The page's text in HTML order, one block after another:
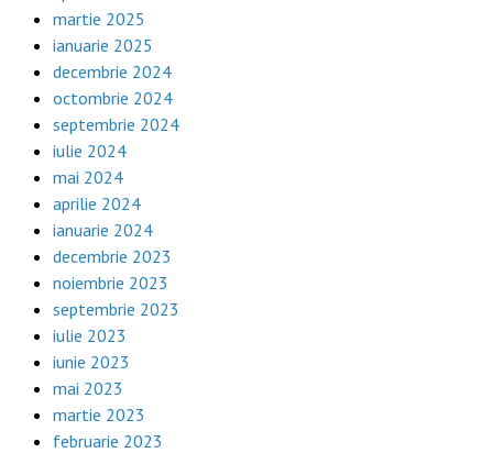
martie 2025
ianuarie 2025
decembrie 2024
octombrie 2024
septembrie 2024
iulie 2024
mai 2024
aprilie 2024
ianuarie 2024
decembrie 2023
noiembrie 2023
septembrie 2023
iulie 2023
iunie 2023
mai 2023
martie 2023
februarie 2023